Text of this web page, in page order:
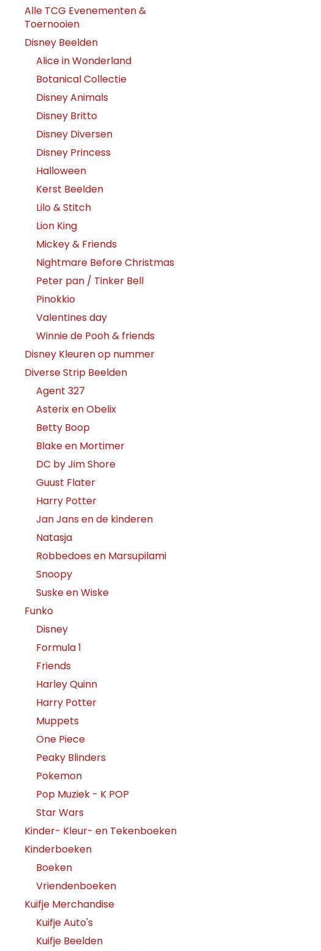
Alle TCG Evenementen &
Toernooien
Disney Beelden
Alice in Wonderland
Botanical Collectie
Disney Animals
Disney Britto
Disney Diversen
Disney Princess
Halloween
Kerst Beelden
Lilo & Stitch
Lion King
Mickey & Friends
Nightmare Before Christmas
Peter pan / Tinker Bell
Pinokkio
Valentines day
Winnie de Pooh & friends
Disney Kleuren op nummer
Diverse Strip Beelden
Agent 327
Asterix en Obelix
Betty Boop
Blake en Mortimer
DC by Jim Shore
Guust Flater
Harry Potter
Jan Jans en de kinderen
Natasja
Robbedoes en Marsupilami
Snoopy
Suske en Wiske
Funko
Disney
Formula 1
Friends
Harley Quinn
Harry Potter
Muppets
One Piece
Peaky Blinders
Pokemon
Pop Muziek - K POP
Star Wars
Kinder- Kleur- en Tekenboeken
Kinderboeken
Boeken
Vriendenboeken
Kuifje Merchandise
Kuifje Auto's
Kuifje Beelden